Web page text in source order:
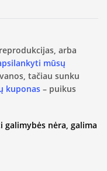
arba
mūsų
tačiau sunku
kuponas – puikus
nėra, galima